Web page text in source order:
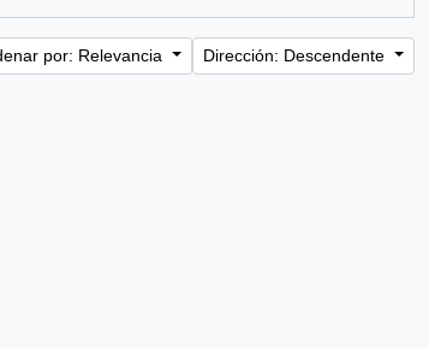
por: Relevancia Dirección: Descendente